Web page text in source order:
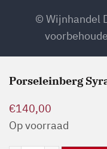
© Wijnhandel
Porseleinberg
€140,00
Op voorraad